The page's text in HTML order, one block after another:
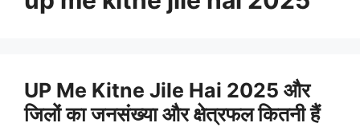
UP Me Kitne Jile Hai 2025 और
जिलों का जनसंख्या और क्षेत्रफल कितनी हैं